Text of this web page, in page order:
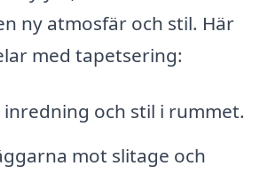
ny atmosfär och stil. Här
med tapetsering:
och stil i rummet.
mot slitage och